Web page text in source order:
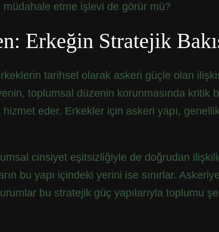
müdahale etme işlevi de görür mü?
Erkeğin Stratejik
tarihsel olarak askeri güçle olan
toplumsal düzenin korunmasında
eder. Erkekler için askeri yapı,
cinsiyet eşitsizliğiyle de doğrudan
bu yapı içindeki yerini ise sınırlar.
bu stratejik güç yapılarıyla toplumu